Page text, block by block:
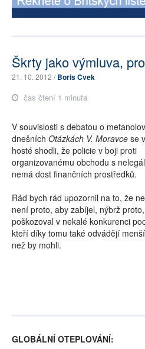
Škrty jako výmluva,
21. 10. 2012 /Boris Cvek
čas čtení 1 minuta
V souvislosti s debatou o
dnešních Otázkách V. Moravce se
hosté shodli, že policie v boji proti
organizovanému obchodu s
nemá dost finančních prostředků.
Rád bych rád upozornil na to, že
není proto, aby zabíjel, nýbrž
poškozoval v nekalé konkurenci
kteří díky tomu také odvádějí
než by mohli.
GLOBÁLNÍ OTEPLOVÁNÍ: